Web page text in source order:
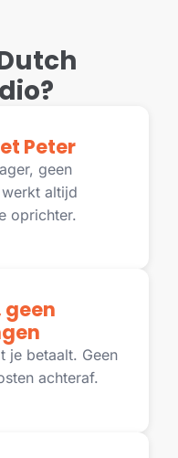
Peter
geen
altijd
oprichter.
geen
je betaalt. Geen
achteraf.